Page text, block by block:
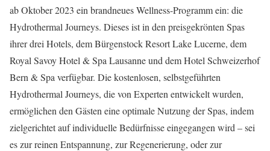
ab Oktober 2023 ein brandneues Wellness-Programm ein: die
Hydrothermal Journeys. Dieses ist in den preisgekrönten Spas
ihrer drei Hotels, dem Bürgenstock Resort Lake Lucerne, dem
Royal Savoy Hotel & Spa Lausanne und dem Hotel Schweizerhof
Bern & Spa verfügbar. Die kostenlosen, selbstgeführten
Hydrothermal Journeys, die von Experten entwickelt wurden,
ermöglichen den Gästen eine optimale Nutzung der Spas, indem
zielgerichtet auf individuelle Bedürfnisse eingegangen wird – sei
es zur reinen Entspannung, zur Regenerierung, oder zur